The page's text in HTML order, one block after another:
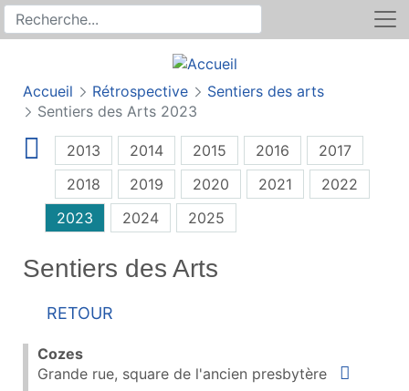
Recherche sur le site
Rechercher
Accueil Rétrospective
Sentiers des arts
Sentiers des Arts 2023
2013 2014 2015 2016
2017
2018
2019 2020 2021
2022
2023
2024 2025
Sentiers des Arts
Retour
Cozes
Grande rue, square de l'ancien presbytère
Situer